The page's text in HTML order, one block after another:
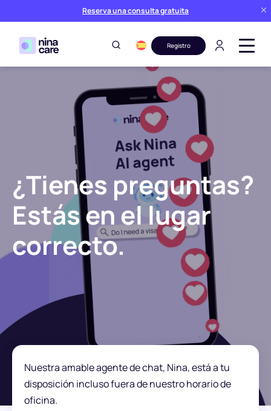
Reserva una consulta gratuita
Registro
¿Tienes preguntas?
Estás en el lugar
correcto.
Nuestra amable agente de chat, Nina, está a tu
disposición incluso fuera de nuestro horario de
oficina.